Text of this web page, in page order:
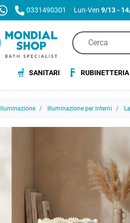
0331490301 Lun-Ven9/13 -
SANITARI RUBINETTERIA
Illuminazione Illuminazione per interni